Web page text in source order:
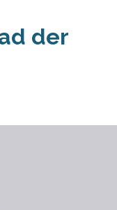
der